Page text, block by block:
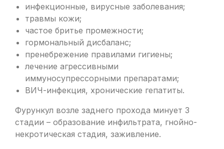
инфекционные, вирусные заболевания;
травмы кожи;
частое бритье промежности;
гормональный дисбаланс;
пренебрежение правилами гигиены;
лечение агрессивными
иммуносупрессорными препаратами;
ВИЧ-инфекция, хронические гепатиты.
Фурункул возле заднего прохода минует 3
стадии – образование инфильтрата, гнойно-
некротическая стадия, заживление.